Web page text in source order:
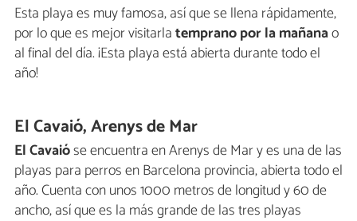
Esta playa es muy famosa, así que se llena rápidamente,
por lo que es mejor visitarlatemprano por la mañanao
al final del día. ¡Esta playa está abierta durante todo el
año!
El Cavaió, Arenys de Mar
El Cavaióse encuentra en Arenys de Mar y es una de las
playas para perros en Barcelona provincia, abierta todo el
año. Cuenta con unos 1000 metros de longitud y 60 de
ancho, así que es la más grande de las tres playas